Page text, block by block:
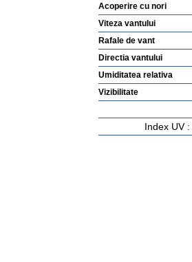
Acoperire cu nori
Viteza vantului
Rafale de vant
Directia vantului
Umiditatea relativa
Vizibilitate
Index UV :